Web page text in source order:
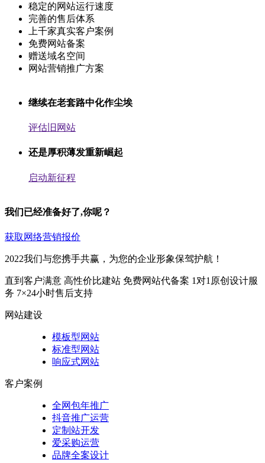
稳定的网站运行速度
完善的售后体系
上千家真实客户案例
免费网站备案
赠送域名空间
网站营销推广方案
继续在老套路中化作尘埃
评估旧网站
还是厚积薄发重新崛起
启动新征程
我们已经准备好了,你呢？
获取网络营销报价
2022我们与您携手共赢，为您的企业形象保驾护航！
直到客户满意 高性价比建站 免费网站代备案 1对1原创设计服
务 7×24小时售后支持
网站建设
模板型网站
标准型网站
响应式网站
客户案例
全网包年推广
抖音推广运营
定制站开发
爱采购运营
品牌全案设计